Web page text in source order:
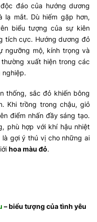
đáo của hướng dương
lạ mắt. Dù hiếm gặp hơn,
biểu tượng của sự kiên
tích cực. Hướng dương đỏ
ngưỡng mộ, kính trọng và
xuất hiện trong các
nghiệp.
thống, sắc đỏ khiến bông
Khi trồng trong chậu, giỏ
điểm nhấn đầy sáng tạo.
phù hợp với khí hậu nhiệt
gợi ý thú vị cho những ai
hoa màu đỏ.
– biểu tượng của tình yêu